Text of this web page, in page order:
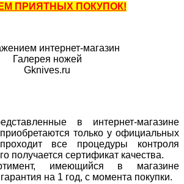
ПРИЯТНЫХ ПОКУПОК!
интернет-магазин
Галерея ножей
Gknives.ru
в интернет-магазине
только у официальных
все процедуры контроля
получается сертификат качества.
имеющийся в магазине
на 1 год, с момента покупки.